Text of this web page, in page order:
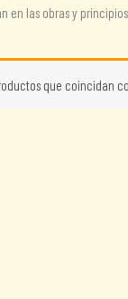
en las obras y
que coincidan